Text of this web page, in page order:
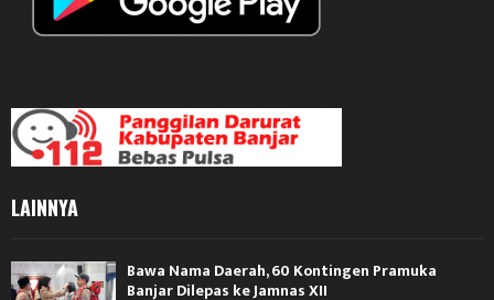
LAINNYA
Bawa Nama Daerah, 60 Kontingen Pramuka
Banjar Dilepas ke Jamnas XII